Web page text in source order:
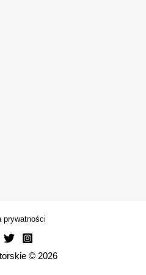
prywatności
© 2026